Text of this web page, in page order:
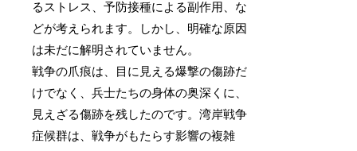
るストレス、予防接種による副作用、な
どが考えられます。しかし、明確な原因
は未だに解明されていません。
戦争の爪痕は、目に見える爆撃の傷跡だ
けでなく、兵士たちの身体の奥深くに、
見えざる傷跡を残したのです。湾岸戦争
症候群は、戦争がもたらす影響の複雑